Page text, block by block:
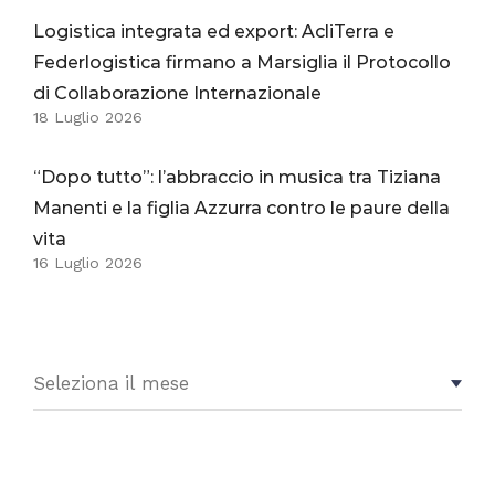
Logistica integrata ed export: AcliTerra e
Federlogistica firmano a Marsiglia il Protocollo
di Collaborazione Internazionale
18 Luglio 2026
“Dopo tutto”: l’abbraccio in musica tra Tiziana
Manenti e la figlia Azzurra contro le paure della
vita
16 Luglio 2026